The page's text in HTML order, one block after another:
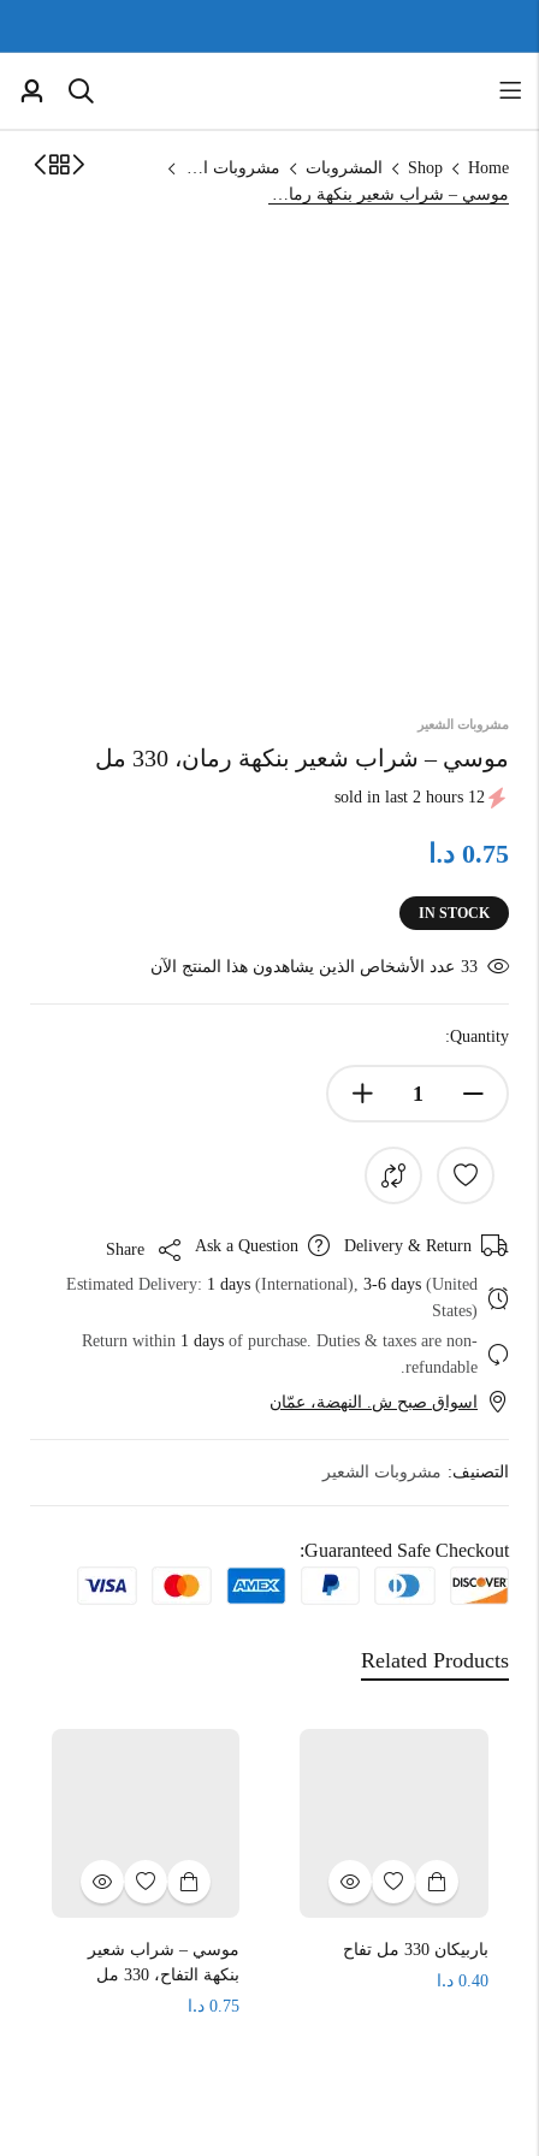
Home
Shop المشروبات
مشروبات الشعير
موسي – شراب شعير بنكهة رمان، 330 مل
مشروبات الشعير
موسي – شراب شعير بنكهة رمان، 330 مل
12 sold in last 2 hours
0.75 د.ا
IN STOCK
33 عدد الأشخاص الذين يشاهدون هذا المنتج الآن
Quantity:
Delivery & Return
Ask a Question
Estimated Delivery: 1 days (International), 3-6 days (United
States)
Return within 1 days of purchase. Duties & taxes are non-
refundable.
اسواق صبح ش. النهضة، عمّان
التصنيف: مشروبات الشعير
Guaranteed Safe Checkout:
Related Products
باربيكان 330 مل تفاح
0.40 د.ا
موسي – شراب شعير
بنكهة التفاح، 330 مل
0.75 د.ا